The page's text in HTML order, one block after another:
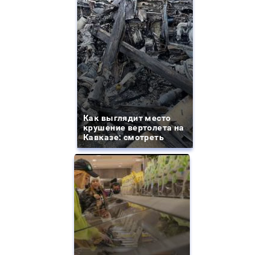
Как выглядит место
крушение вертолета на
Кавказе: смотреть